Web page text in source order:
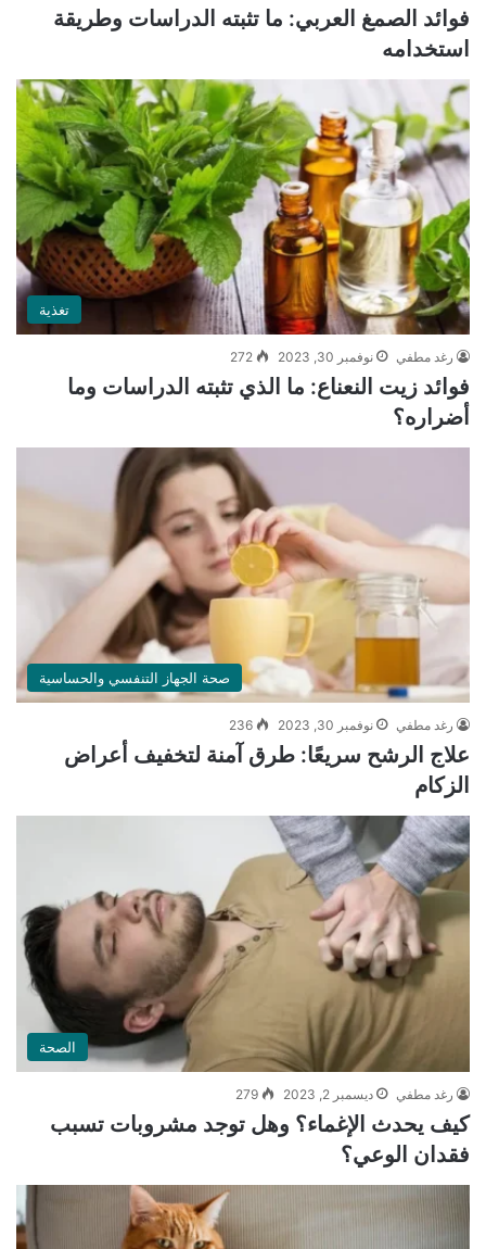
فوائد الصمغ العربي: ما تثبته الدراسات وطريقة
استخدامه
تغذية
رغد مطفي نوفمبر 30, 2023 272
فوائد زيت النعناع: ما الذي تثبته الدراسات وما
أضراره؟
صحة الجهاز التنفسي والحساسية
رغد مطفي نوفمبر 30, 2023 236
علاج الرشح سريعًا: طرق آمنة لتخفيف أعراض
الزكام
الصحة
رغد مطفي ديسمبر 2, 2023 279
كيف يحدث الإغماء؟ وهل توجد مشروبات تسبب
فقدان الوعي؟